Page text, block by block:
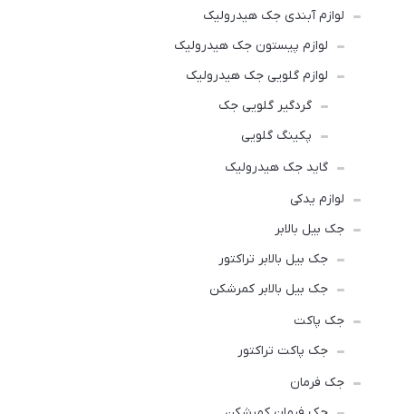
لوازم آبندی جک هیدرولیک
لوازم پیستون جک هیدرولیک
لوازم گلویی جک هیدرولیک
گردگیر گلویی جک
پکینگ گلویی
گاید جک هیدرولیک
لوازم یدکی
جک بیل بالابر
جک بیل بالابر تراکتور
جک بیل بالابر کمرشکن
جک پاکت
جک پاکت تراکتور
جک فرمان